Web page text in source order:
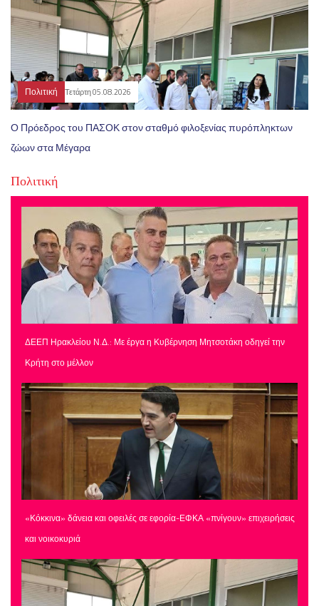
Πολιτική Τετάρτη 05.08.2026
Ο Πρόεδρος του ΠΑΣΟΚ στον σταθμό φιλοξενίας πυρόπληκτων
ζώων στα Μέγαρα
Πολιτική
ΔΕΕΠ Ηρακλείου Ν.Δ.: Με έργα η Κυβέρνηση Μητσοτάκη οδηγεί την
Κρήτη στο μέλλον
«Κόκκινα» δάνεια και οφειλές σε εφορία-ΕΦΚΑ «πνίγουν» επιχειρήσεις
και νοικοκυριά